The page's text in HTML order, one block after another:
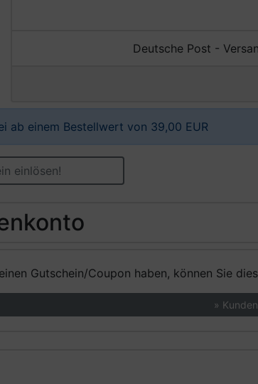
Deutsche Post -
ab einem Bestellwert von 39,00 EUR
einlösen!
Gutschein/Coupon haben, können Sie
»